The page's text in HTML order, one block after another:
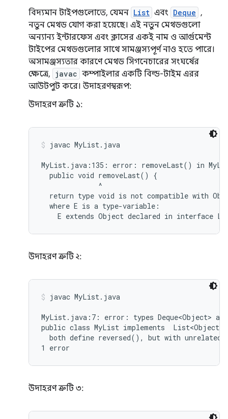
বিদ্যমান টাইপগুলোতে, যেমন List এবং Deque ,
নতুন মেথড যোগ করা হয়েছে। এই নতুন মেথডগুলো
অন্যান্য ইন্টারফেস এবং ক্লাসের একই নাম ও আর্গুমেন্ট
টাইপের মেথডগুলোর সাথে সামঞ্জস্যপূর্ণ নাও হতে পারে।
অসামঞ্জস্যতার কারণে মেথড সিগনেচারের সংঘর্ষের
ক্ষেত্রে, javac কম্পাইলার একটি বিল্ড-টাইম এরর
আউটপুট করে। উদাহরণস্বরূপ:
উদাহরণ ত্রুটি ১:
javac MyList.java
MyList.java:135: error: removeLast() in
  public void removeLast() {
              ^
return type void is not compatible with
  where E is a type-variable:
উদাহরণ ত্রুটি ২:
javac MyList.java
MyList.java:7: error: types Deque<Object>
public class MyList implements  List<Object>,
both define reversed(), but with unrelated
উদাহরণ ত্রুটি ৩: